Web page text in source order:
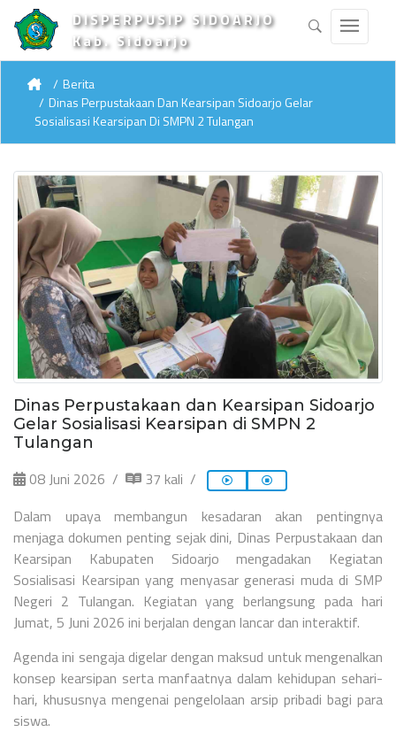
DISPERPUSIP SIDOARJO
Kab. Sidoarjo
Berita
Dinas Perpustakaan Dan Kearsipan Sidoarjo Gelar
Sosialisasi Kearsipan Di SMPN 2 Tulangan
Dinas Perpustakaan dan Kearsipan Sidoarjo
Gelar Sosialisasi Kearsipan di SMPN 2
Tulangan
08 Juni 2026
37 kali
Dalam upaya membangun kesadaran akan pentingnya
menjaga dokumen penting sejak dini, Dinas Perpustakaan dan
Kearsipan Kabupaten Sidoarjo mengadakan Kegiatan
Sosialisasi Kearsipan yang menyasar generasi muda di SMP
Negeri 2 Tulangan. Kegiatan yang berlangsung pada hari
Jumat, 5 Juni 2026 ini berjalan dengan lancar dan interaktif.
Agenda ini sengaja digelar dengan maksud untuk mengenalkan
konsep kearsipan serta manfaatnya dalam kehidupan sehari-
hari, khususnya mengenai pengelolaan arsip pribadi bagi para
siswa.